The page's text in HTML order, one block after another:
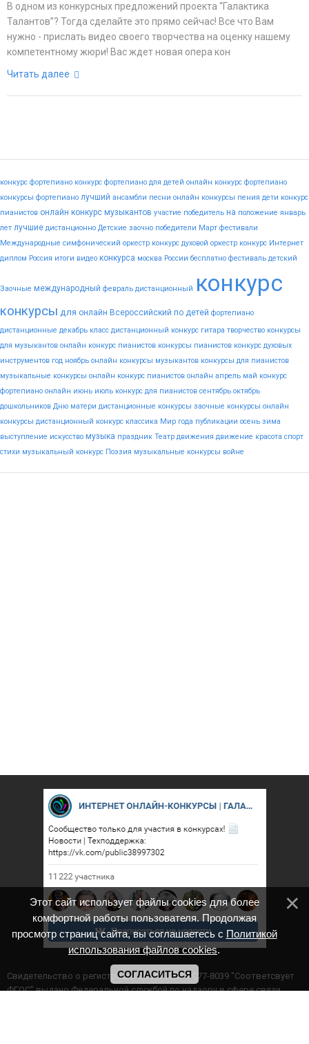
В одном из конкурсных предложений проекта “Галактика
Талантов”? Тогда сделайте это прямо сейчас! Все что Вам
нужно - прислать видео своего творчества на оценку нашему
компетентному жюри! Вас ждет новая опера кон
Читать далее
конкурс фортепиано конкурс фортепиано для детей онлайн конкурс фортепиано
конкурсы фортепиано лучший ансамбли песни онлайн конкурсы пения дети конкурс
пианистов онлайн конкурс музыкантов участие победитель на положение январь
лет лучшие дистанционно Детские заочно победители Март фестивали
Международные симфонический оркестр конкурс духовой оркестр конкурс Интернет
диплом Россия итоги видео конкурса москва России бесплатно фестиваль детский
Заочные международный февраль дистанционный конкурс
конкурсы для онлайн Всероссийский по детей фортепиано
дистанционные декабрь класс дистанционный конкурс гитара творчество конкурсы
для музыкантов онлайн конкурс пианистов конкурсы пианистов конкурс духовых
инструментов год ноябрь онлайн конкурсы музыкантов конкурсы для пианистов
музыкальные конкурсы онлайн конкурс пианистов онлайн апрель май конкурс
фортепиано онлайн июнь июль конкурс для пианистов сентябрь октябрь
дошкольников Дню матери дистанционные конкурсы заочные конкурсы онлайн
конкурсы дистанционный конкурс классика Мир года публикации осень зима
выступление искусство музыка праздник Театр движения движение красота спорт
стихи музыкальный конкурс Поэзия музыкальные конкурсы войне
Cвидетельство о регистрации СМИ ИА № ФС77-8039 "Соответсвует
ФГОС" выдано Федеральной службой по надзору в сфере связи,
Этот сайт использует файлы cookies для более
комфортной работы пользователя. Продолжая
просмотр страниц сайта, вы соглашаетесь с Политикой
использования файлов cookies.
СОГЛАСИТЬСЯ